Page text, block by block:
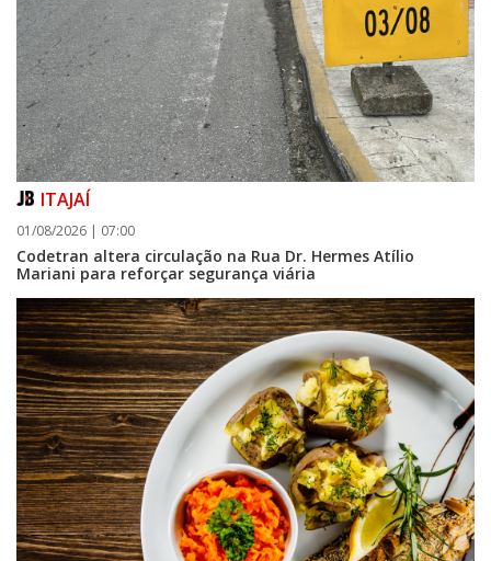
ITAJAÍ
01/08/2026 | 07:00
Codetran altera circulação na Rua Dr. Hermes Atílio
Mariani para reforçar segurança viária